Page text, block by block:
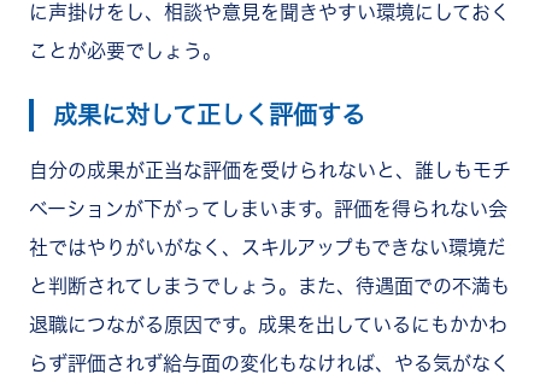
に声掛けをし、相談や意見を聞きやすい環境にしておく
ことが必要でしょう。
成果に対して正しく評価する
自分の成果が正当な評価を受けられないと、誰しもモチ
ベーションが下がってしまいます。評価を得られない会
社ではやりがいがなく、スキルアップもできない環境だ
と判断されてしまうでしょう。また、待遇面での不満も
退職につながる原因です。成果を出しているにもかかわ
らず評価されず給与面の変化もなければ、やる気がなく